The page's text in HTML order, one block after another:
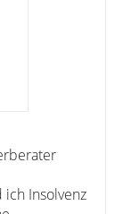
ich Insolvenz